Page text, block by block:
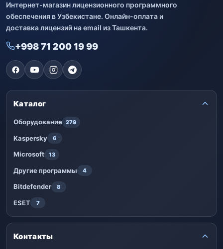
Интернет-магазин лицензионного программного
обеспечения в Узбекистане. Онлайн-оплата и
доставка лицензий на email из Ташкента.
+998 71 200 19 99
Каталог
Оборудование 279
Kaspersky 6
Microsoft 13
Другие программы 4
Bitdefender 8
ESET 7
Контакты